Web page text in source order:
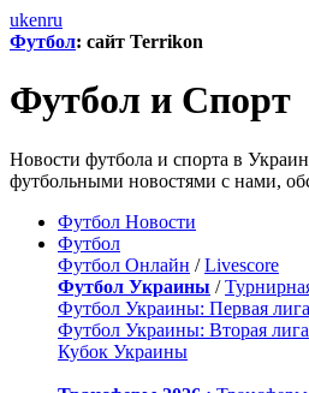
ukenru
Футбол: сайт Terrikon
Футбол и Спорт
Новости футбола и спорта в
футбольными новостями с нами,
Футбол Новости
Футбол
Футбол Онлайн /Livescore
Футбол Украины /
Футбол Украины: Первая лига
Футбол Украины: Вторая лига
Кубок Украины